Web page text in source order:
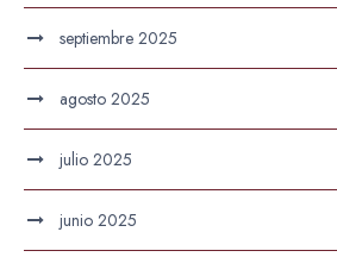
septiembre 2025
agosto 2025
julio 2025
junio 2025